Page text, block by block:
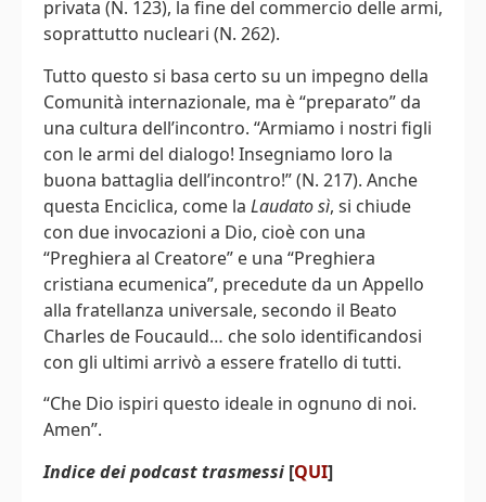
privata (N. 123), la fine del commercio delle armi,
soprattutto nucleari (N. 262).
Tutto questo si basa certo su un impegno della
Comunità internazionale, ma è “preparato” da
una cultura dell’incontro. “Armiamo i nostri figli
con le armi del dialogo! Insegniamo loro la
buona battaglia dell’incontro!” (N. 217). Anche
questa Enciclica, come la Laudato sì, si chiude
con due invocazioni a Dio, cioè con una
“Preghiera al Creatore” e una “Preghiera
cristiana ecumenica”, precedute da un Appello
alla fratellanza universale, secondo il Beato
Charles de Foucauld… che solo identificandosi
con gli ultimi arrivò a essere fratello di tutti.
“Che Dio ispiri questo ideale in ognuno di noi.
Amen”.
Indice dei podcast trasmessi [QUI]